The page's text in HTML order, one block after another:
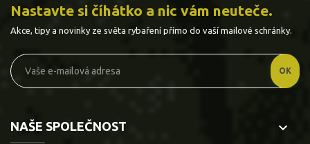
Nastavte si číhátko a nic vám neuteče.
Akce, tipy a novinky ze světa rybaření přímo do vaší mailové schránky.
NAŠE SPOLEČNOST keyboard_arrow_down